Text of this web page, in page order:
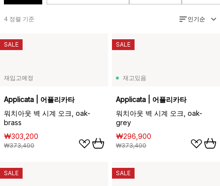
4 정렬 기준 인기순
재입고예정
Applicata | 어플리카타
워치아웃 벽 시계 오크, oak-
brass
₩303,200
₩373,400
SALE
재고있음
Applicata | 어플리카타
워치아웃 벽 시계 오크, oak-
grey
₩296,900
₩373,400
SALE
SALE SALE